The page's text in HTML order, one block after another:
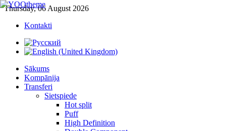
Thursday, 06 August 2026
Kontakti
Sākums
Kompānija
Transferi
Sietspiede
Hot split
Puff
High Definition